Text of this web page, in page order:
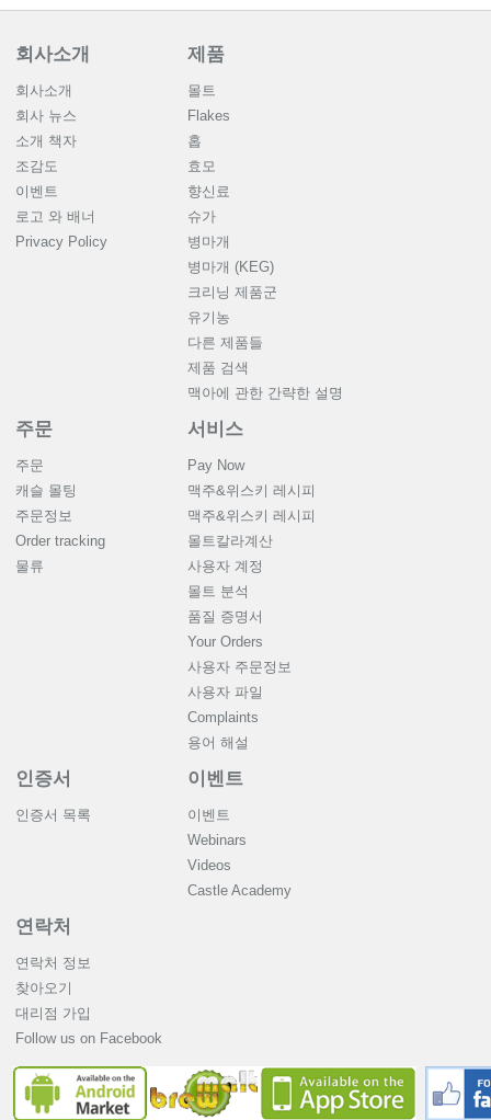
회사소개
회사소개
회사 뉴스
소개 책자
조감도
이벤트
로고 와 배너
Privacy Policy
제품
몰트
Flakes
홉
효모
향신료
슈가
병마개
병마개 (KEG)
크리닝 제품군
유기농
다른 제품들
제품 검색
맥아에 관한 간략한 설명
주문
주문
캐슬 몰팅
주문정보
Order tracking
물류
서비스
Pay Now
맥주&위스키 레시피
맥주&위스키 레시피
몰트칼라계산
사용자 계정
몰트 분석
품질 증명서
Your Orders
사용자 주문정보
사용자 파일
Complaints
용어 해설
인증서
인증서 목록
이벤트
이벤트
Webinars
Videos
Castle Academy
연락처
연락처 정보
찾아오기
대리점 가입
Follow us on Facebook